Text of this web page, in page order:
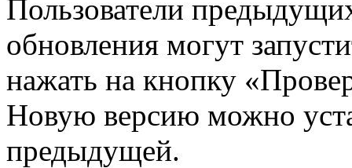
Пользователи
обновления могут
нажать на кнопку
Новую версию можно
предыдущей.